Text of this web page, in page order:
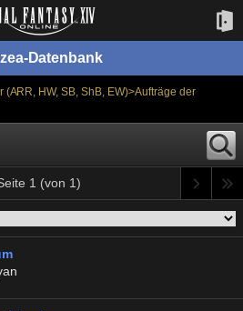
Datenbank
HW, SB, ShB, EW)>Aufträge der
1 (von 1)